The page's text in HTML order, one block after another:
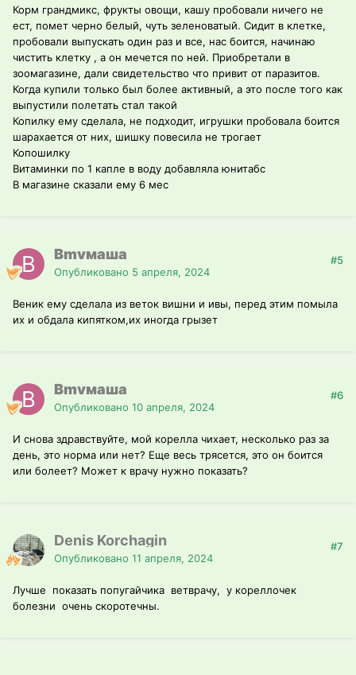
Корм грандмикс, фрукты овощи, кашу пробовали ничего не
ест, помет черно белый, чуть зеленоватый. Сидит в клетке,
пробовали выпускать один раз и все, нас боится, начинаю
чистить клетку , а он мечется по ней. Приобретали в
зоомагазине, дали свидетельство что привит от паразитов.
Когда купили только был более активный, а это после того как
выпустили полетать стал такой
Копилку ему сделала, не подходит, игрушки пробовала боится
шарахается от них, шишку повесила не трогает
Копошилку
Витаминки по 1 капле в воду добавляла юнитабс
В магазине сказали ему 6 мес
Bmvмаша
Опубликовано 5 апреля, 2024
#5
Веник ему сделала из веток вишни и ивы, перед этим помыла
их и обдала кипятком,их иногда грызет
Bmvмаша
Опубликовано 10 апреля, 2024
#6
И снова здравствуйте, мой корелла чихает, несколько раз за
день, это норма или нет? Еще весь трясется, это он боится
или болеет? Может к врачу нужно показать?
Denis Korchagin
Опубликовано 11 апреля, 2024
#7
Лучше показать попугайчика ветврачу, у кореллочек
болезни очень скоротечны.